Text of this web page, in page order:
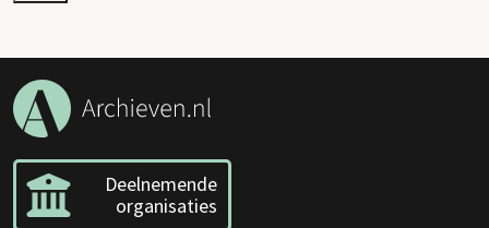
Deelnemende
organisaties